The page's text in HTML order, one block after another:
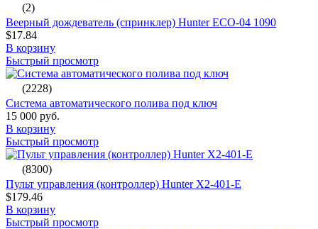
(2)
Веерный дождеватель (спринклер) Hunter ECO-04 1090
$17.84
В корзину
Быстрый просмотр
(2228)
Система автоматического полива под ключ
15 000 руб.
В корзину
Быстрый просмотр
(8300)
Пульт управления (контроллер) Hunter X2-401-E
$179.46
В корзину
Быстрый просмотр